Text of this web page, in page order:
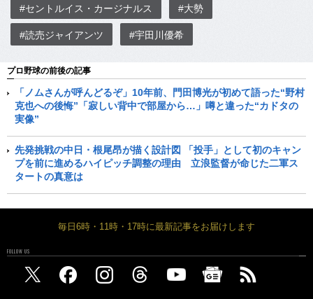
#セントルイス・カージナルス #大勢
#読売ジャイアンツ #宇田川優希
プロ野球の前後の記事
「ノムさんが呼んどるぞ」10年前、門田博光が初めて語った“野村
克也への後悔”「寂しい背中で部屋から…」噂と違った“カドタの
実像”
先発挑戦の中日・根尾昂が描く設計図 「投手」として初のキャン
プを前に進めるハイピッチ調整の理由 立浪監督が命じた二軍ス
タートの真意は
毎日6時・11時・17時に最新記事をお届けします
FOLLOW US